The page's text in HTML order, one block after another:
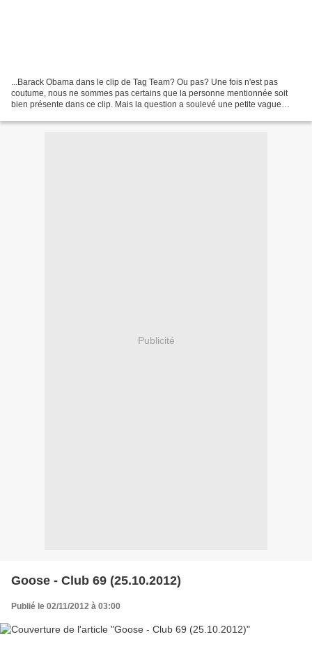
...Barack Obama dans le clip de Tag Team? Ou pas? Une fois n'est pas
coutume, nous ne sommes pas certains que la personne mentionnée soit
bien présente dans ce clip. Mais la question a soulevé une petite vague
Publicité
Goose - Club 69 (25.10.2012)
Publié le 02/11/2012 à 03:00